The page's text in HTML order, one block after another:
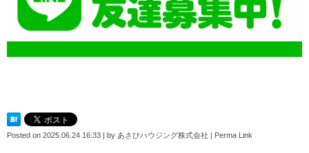
Posted on 2025.06.24 16:33 | by あさひハウジング株式会社 | Perma Link